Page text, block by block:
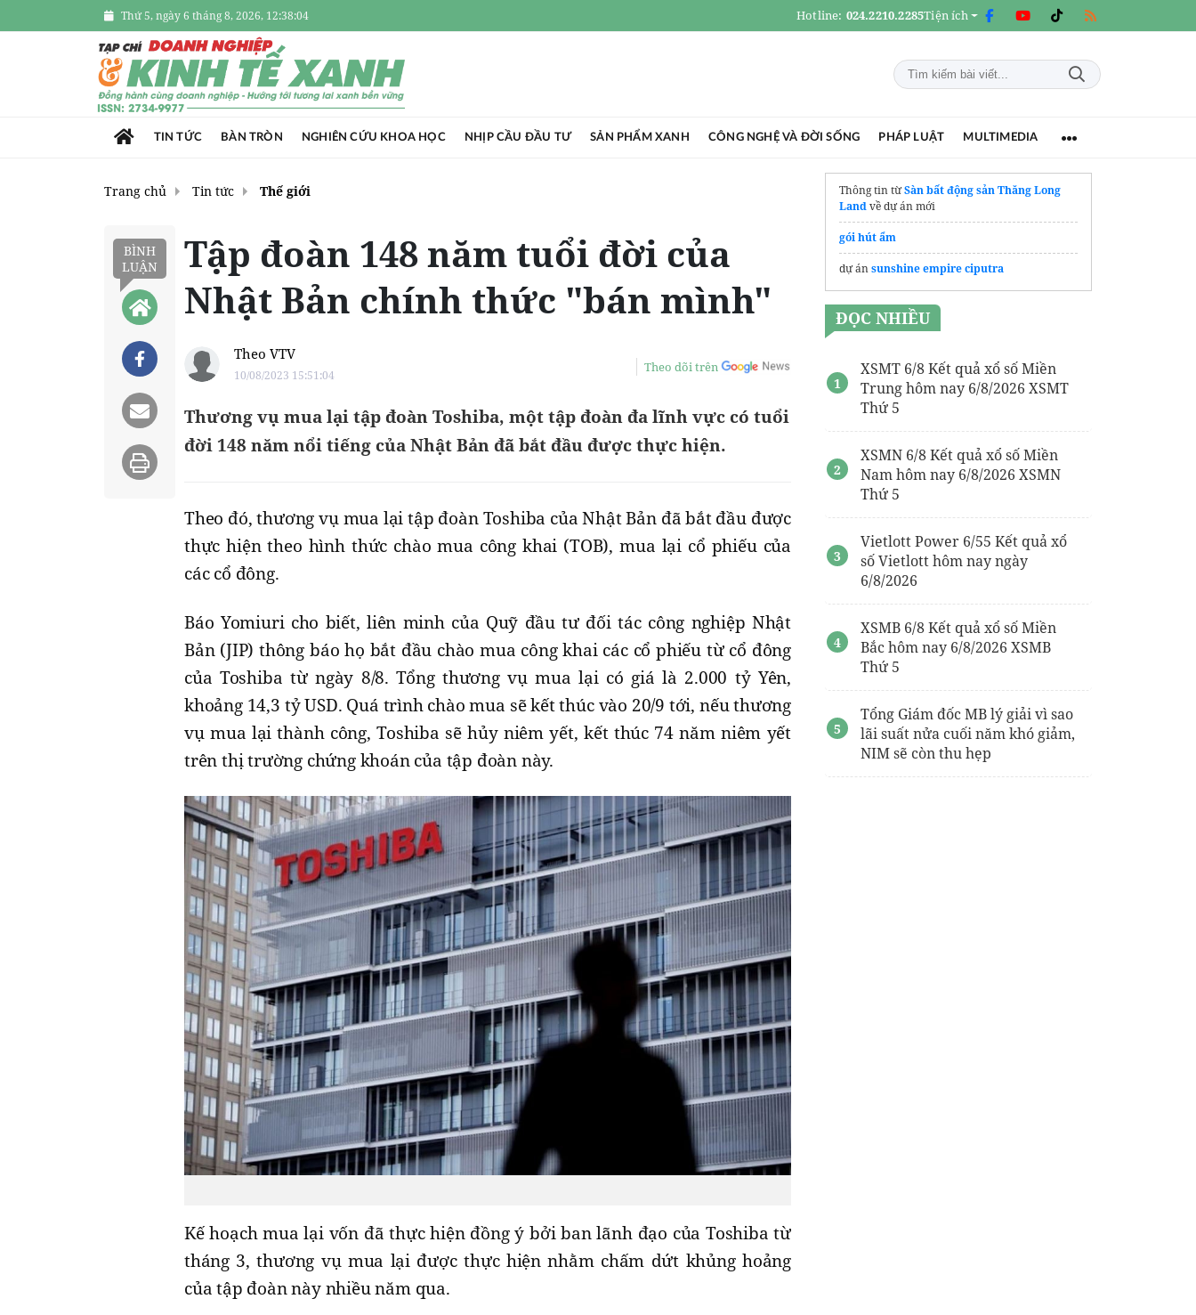
Thứ 5, ngày 6 tháng 8, 2026, 12:38:06 Hotline: 024.2210.2285Tiện ích
TIN TỨC BÀN TRÒN NGHIÊN CỨU KHOA HỌC NHỊP CẦU ĐẦU TƯ SẢN PHẨM XANH CÔNG NGHỆ VÀ ĐỜI SỐNG PHÁP LUẬT MULTIMEDIA
Trang chủ Tin tức Thế giới
BÌNH
LUẬN
Tập đoàn 148 năm tuổi đời của
Nhật Bản chính thức "bán mình"
Theo VTV
10/08/2023 15:51:04
Theo dõi trên
Thương vụ mua lại tập đoàn Toshiba, một tập đoàn đa lĩnh vực có tuổi
đời 148 năm nổi tiếng của Nhật Bản đã bắt đầu được thực hiện.
Theo đó, thương vụ mua lại tập đoàn Toshiba của Nhật Bản đã bắt đầu được
thực hiện theo hình thức chào mua công khai (TOB), mua lại cổ phiếu của
các cổ đông.
Báo Yomiuri cho biết, liên minh của Quỹ đầu tư đối tác công nghiệp Nhật
Bản (JIP) thông báo họ bắt đầu chào mua công khai các cổ phiếu từ cổ đông
của Toshiba từ ngày 8/8. Tổng thương vụ mua lại có giá là 2.000 tỷ Yên,
khoảng 14,3 tỷ USD. Quá trình chào mua sẽ kết thúc vào 20/9 tới, nếu thương
vụ mua lại thành công, Toshiba sẽ hủy niêm yết, kết thúc 74 năm niêm yết
trên thị trường chứng khoán của tập đoàn này.
Kế hoạch mua lại vốn đã thực hiện đồng ý bởi ban lãnh đạo của Toshiba từ
tháng 3, thương vụ mua lại được thực hiện nhằm chấm dứt khủng hoảng
của tập đoàn này nhiều năm qua.
Thông tin từSàn bất động sản Thăng Long
Landvề dự án mới
gói hút ẩm
dự ánsunshine empire ciputra
ĐỌC NHIỀU
XSMT 6/8 Kết quả xổ số Miền
Trung hôm nay 6/8/2026 XSMT
Thứ 5
XSMN 6/8 Kết quả xổ số Miền
Nam hôm nay 6/8/2026 XSMN
Thứ 5
Vietlott Power 6/55 Kết quả xổ
số Vietlott hôm nay ngày
6/8/2026
XSMB 6/8 Kết quả xổ số Miền
Bắc hôm nay 6/8/2026 XSMB
Thứ 5
Tổng Giám đốc MB lý giải vì sao
lãi suất nửa cuối năm khó giảm,
NIM sẽ còn thu hẹp